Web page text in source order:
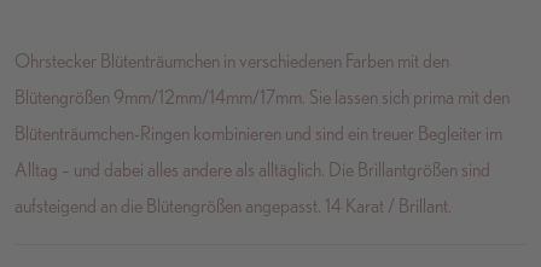
Ohrstecker Blütenträumchen in verschiedenen Farben mit den
Blütengrößen 9mm/12mm/14mm/17mm. Sie lassen sich prima mit den
Blütenträumchen-Ringen kombinieren und sind ein treuer Begleiter im
Alltag – und dabei alles andere als alltäglich. Die Brillantgrößen sind
aufsteigend an die Blütengrößen angepasst. 14 Karat / Brillant.